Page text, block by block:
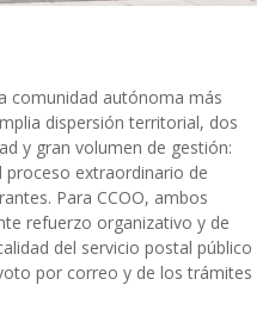
comunidad autónoma más
dispersión territorial, dos
y gran volumen de gestión:
proceso extraordinario de
Para CCOO, ambos
refuerzo organizativo y de
del servicio postal público
por correo y de los trámites